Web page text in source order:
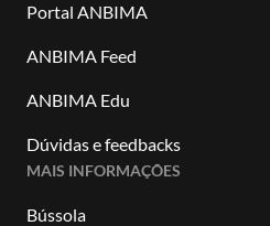
Portal ANBIMA
ANBIMA Feed
ANBIMA Edu
Dúvidas e feedbacks
MAIS INFORMAÇÕES
Bússola